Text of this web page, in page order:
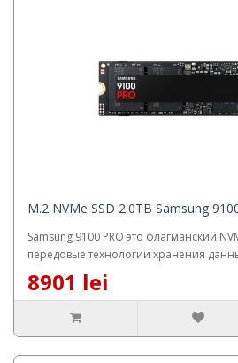
M.2 NVMe SSD 2.0TB Samsung
Samsung 9100 PRO это флагманский
передовые технологии хранения
8901 lei